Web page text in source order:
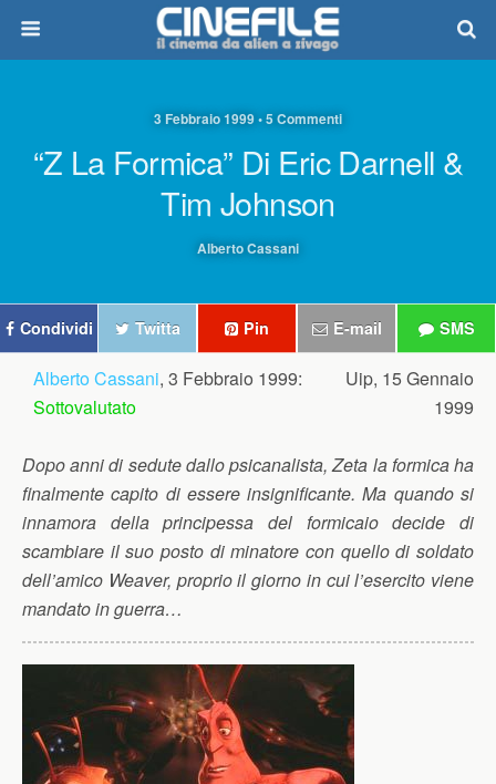
3 Febbraio 1999 • 5 Commenti
“Z La Formica” Di Eric Darnell &
Tim Johnson
Alberto Cassani
Condividi Twitta Pin E-mail SMS
Alberto Cassani, 3 Febbraio 1999:
Sottovalutato
Uip, 15 Gennaio
1999
Dopo anni di sedute dallo psicanalista, Zeta la formica ha
finalmente capito di essere insignificante. Ma quando si
innamora della principessa del formicaio decide di
scambiare il suo posto di minatore con quello di soldato
dell’amico Weaver, proprio il giorno in cui l’esercito viene
mandato in guerra…